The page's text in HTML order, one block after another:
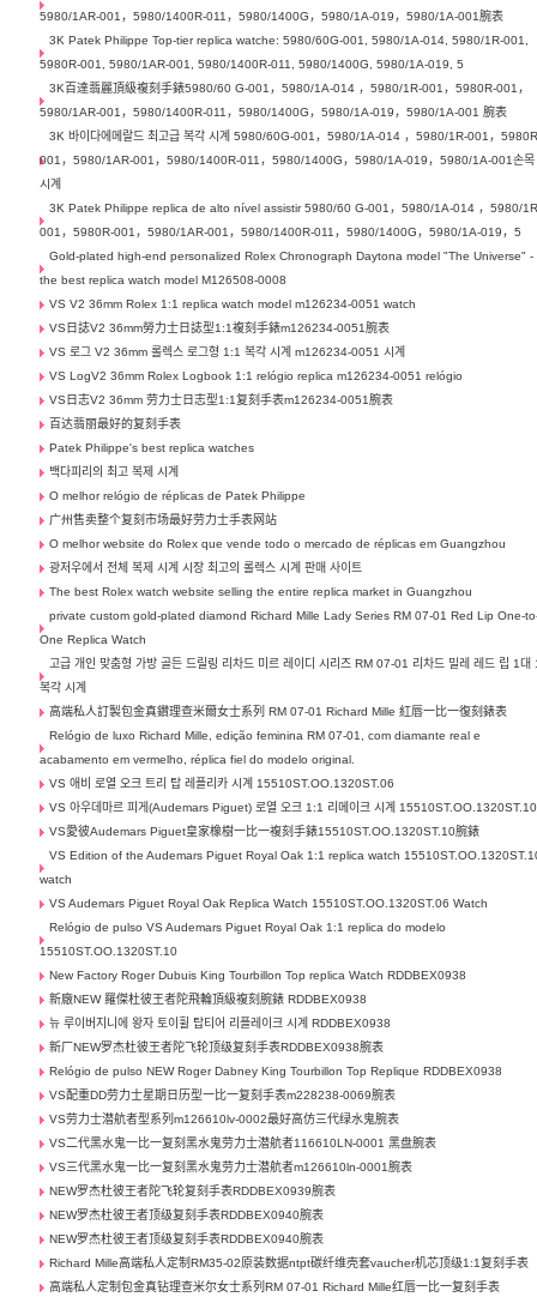
5980/1AR-001，5980/1400R-011，5980/1400G，5980/1A-019，5980/1A-001腕表
3K Patek Philippe Top-tier replica watche: 5980/60G-001, 5980/1A-014, 5980/1R-001,
5980R-001, 5980/1AR-001, 5980/1400R-011, 5980/1400G, 5980/1A-019, 5
3K百達翡麗頂級複刻手錶5980/60 G-001，5980/1A-014 ，5980/1R-001，5980R-001，
5980/1AR-001，5980/1400R-011，5980/1400G，5980/1A-019，5980/1A-001 腕表
3K 바이다에메랄드 최고급 복각 시계 5980/60G-001，5980/1A-014 ，5980/1R-001，
001，5980/1AR-001，5980/1400R-011，5980/1400G，5980/1A-019，5980/1A-001손목
시계
3K Patek Philippe replica de alto nível assistir 5980/60 G-001，5980/1A-014 ，5980/
001，5980R-001，5980/1AR-001，5980/1400R-011，5980/1400G，5980/1A-019，5
Gold-plated high-end personalized Rolex Chronograph Daytona model "The Universe" -
the best replica watch model M126508-0008
VS V2 36mm Rolex 1:1 replica watch model m126234-0051 watch
VS日誌V2 36mm勞力士日誌型1:1複刻手錶m126234-0051腕表
VS 로그 V2 36mm 롤렉스 로그형 1:1 복각 시계 m126234-0051 시계
VS LogV2 36mm Rolex Logbook 1:1 relógio replica m126234-0051 relógio
VS日志V2 36mm 劳力士日志型1:1复刻手表m126234-0051腕表
百达翡丽最好的复刻手表
Patek Philippe's best replica watches
백다피리의 최고 복제 시계
O melhor relógio de réplicas de Patek Philippe
广州售卖整个复刻市场最好劳力士手表网站
O melhor website do Rolex que vende todo o mercado de réplicas em Guangzhou
광저우에서 전체 복제 시계 시장 최고의 롤렉스 시계 판매 사이트
The best Rolex watch website selling the entire replica market in Guangzhou
private custom gold-plated diamond Richard Mille Lady Series RM 07-01 Red Lip One-
One Replica Watch
고급 개인 맞춤형 가방 골든 드릴링 리차드 미르 레이디 시리즈 RM 07-01 리차드 밀레 레드 립 1대
복각 시계
高端私人訂製包金真鑽理查米爾女士系列 RM 07-01 Richard Mille 紅唇一比一復刻錶表
Relógio de luxo Richard Mille, edição feminina RM 07-01, com diamante real e
acabamento em vermelho, réplica fiel do modelo original.
VS 애비 로열 오크 트리 탑 레플리카 시계 15510ST.OO.1320ST.06
VS 아우데마르 피게(Audemars Piguet) 로열 오크 1:1 리메이크 시계 15510ST.OO.1320ST.10
VS愛彼Audemars Piguet皇家橡樹一比一複刻手錶15510ST.OO.1320ST.10腕錶
VS Edition of the Audemars Piguet Royal Oak 1:1 replica watch
watch
VS Audemars Piguet Royal Oak Replica Watch 15510ST.OO.1320ST.06 Watch
Relógio de pulso VS Audemars Piguet Royal Oak 1:1 replica do modelo
15510ST.OO.1320ST.10
New Factory Roger Dubuis King Tourbillon Top replica Watch RDDBEX0938
新廠NEW 羅傑杜彼王者陀飛輪頂級複刻腕錶 RDDBEX0938
뉴 루이버지니에 왕자 토이휠 탑티어 리플레이크 시계 RDDBEX0938
新厂NEW罗杰杜彼王者陀飞轮顶级复刻手表RDDBEX0938腕表
Relógio de pulso NEW Roger Dabney King Tourbillon Top Replique RDDBEX0938
VS配重DD劳力士星期日历型一比一复刻手表m228238-0069腕表
VS劳力士潜航者型系列m126610lv-0002最好高仿三代绿水鬼腕表
VS二代黑水鬼一比一复刻黑水鬼劳力士潜航者116610LN-0001 黑盘腕表
VS三代黑水鬼一比一复刻黑水鬼劳力士潜航者m126610ln-0001腕表
NEW罗杰杜彼王者陀飞轮复刻手表RDDBEX0939腕表
NEW罗杰杜彼王者顶级复刻手表RDDBEX0940腕表
NEW罗杰杜彼王者顶级复刻手表RDDBEX0940腕表
Richard Mille高端私人定制RM35-02原装数据ntpt碳纤维壳套vaucher机芯顶级1:1复刻手表
高端私人定制包金真钻理查米尔女士系列RM 07-01 Richard Mille红唇一比一复刻手表